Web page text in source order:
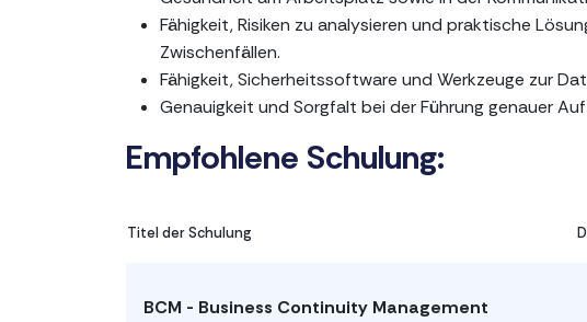
Fähigkeit, Risiken zu analysieren und praktische
Zwischenfällen.
Fähigkeit, Sicherheitssoftware und Werkzeuge zur
Genauigkeit und Sorgfalt bei der Führung genauer
Empfohlene Schulung:
Titel der Schulung
BCM - Business Continuity Management